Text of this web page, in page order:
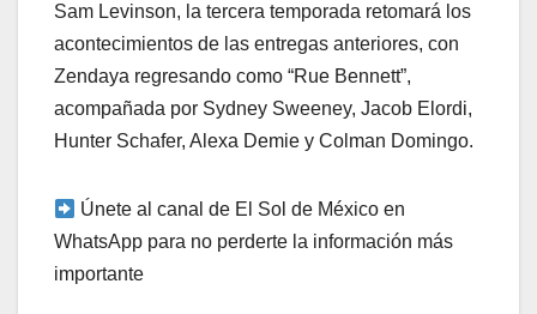
Sam Levinson, la tercera temporada retomará los
acontecimientos de las entregas anteriores, con
Zendaya regresando como “Rue Bennett”,
acompañada por Sydney Sweeney, Jacob Elordi,
Hunter Schafer, Alexa Demie y Colman Domingo.
Únete al canal de El Sol de México en
WhatsApp para no perderte la información más
importante